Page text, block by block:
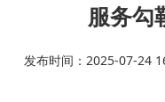
服务勾
发布时间：2025-07-